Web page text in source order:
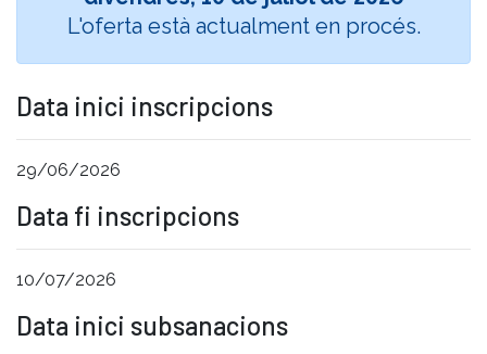
L'oferta està actualment en procés.
Data inici inscripcions
29/06/2026
Data fi inscripcions
10/07/2026
Data inici subsanacions